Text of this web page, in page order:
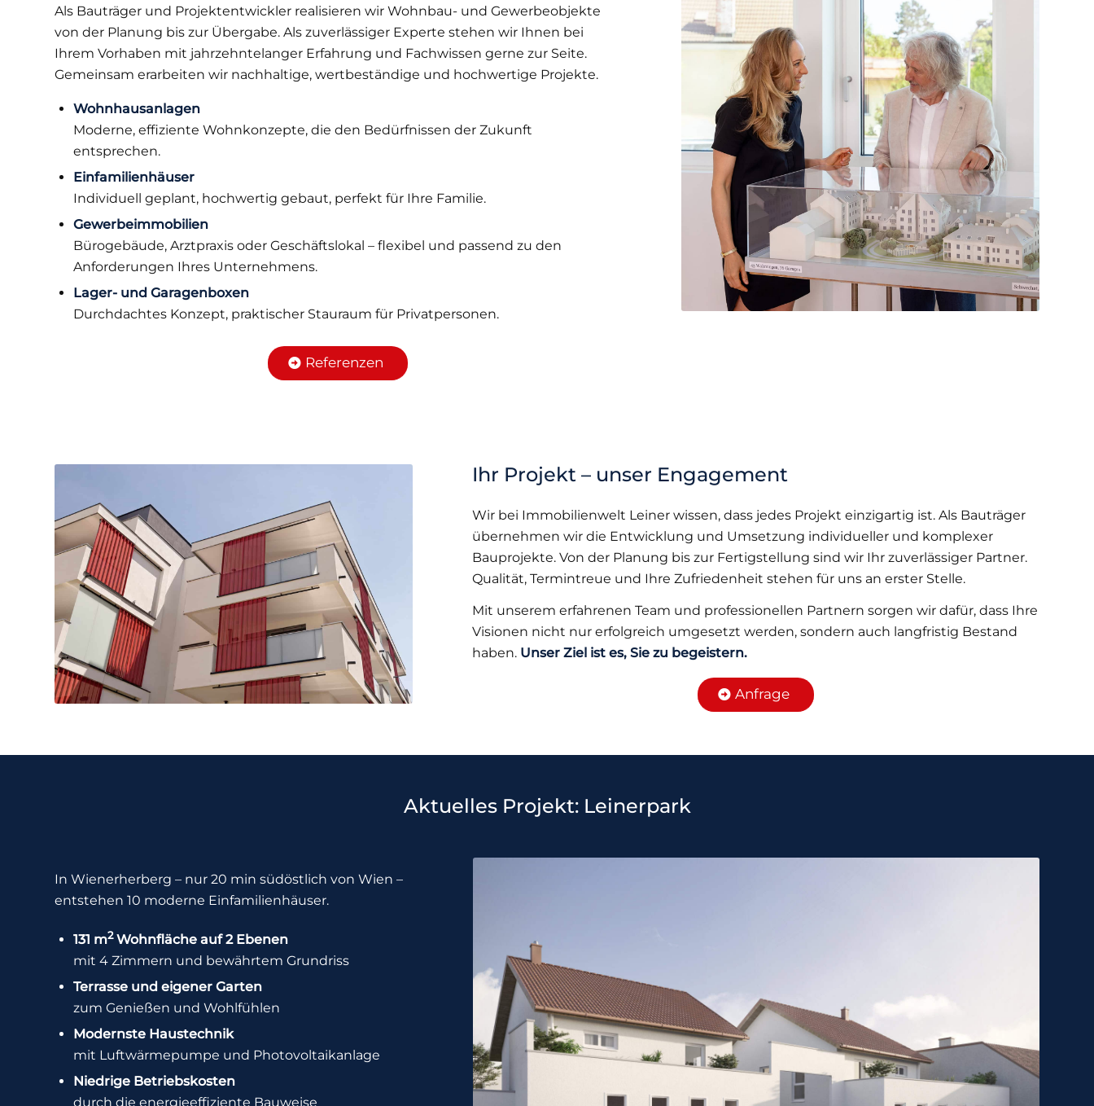
Als Bauträger und Projektentwickler realisieren wir Wohnbau- und Gewerbeobjekte
von der Planung bis zur Übergabe. Als zuverlässiger Experte stehen wir Ihnen bei
Ihrem Vorhaben mit jahrzehntelanger Erfahrung und Fachwissen gerne zur Seite.
Gemeinsam erarbeiten wir nachhaltige, wertbeständige und hochwertige Projekte.
Wohnhausanlagen
Moderne, effiziente Wohnkonzepte, die den Bedürfnissen der Zukunft
entsprechen.
Einfamilienhäuser
Individuell geplant, hochwertig gebaut, perfekt für Ihre Familie.
Gewerbeimmobilien
Bürogebäude, Arztpraxis oder Geschäftslokal – flexibel und passend zu den
Anforderungen Ihres Unternehmens.
Lager- und Garagenboxen
Durchdachtes Konzept, praktischer Stauraum für Privatpersonen.
Referenzen
Ihr Projekt – unser Engagement
Wir bei Immobilienwelt Leiner wissen, dass jedes Projekt einzigartig ist. Als Bauträger
übernehmen wir die Entwicklung und Umsetzung individueller und komplexer
Bauprojekte. Von der Planung bis zur Fertigstellung sind wir Ihr zuverlässiger Partner.
Qualität, Termintreue und Ihre Zufriedenheit stehen für uns an erster Stelle.
Mit unserem erfahrenen Team und professionellen Partnern sorgen wir dafür, dass Ihre
Visionen nicht nur erfolgreich umgesetzt werden, sondern auch langfristig Bestand
haben. Unser Ziel ist es, Sie zu begeistern.
Anfrage
Aktuelles Projekt: Leinerpark
In Wienerherberg – nur 20 min südöstlich von Wien –
entstehen 10 moderne Einfamilienhäuser.
131 m2Wohnfläche auf 2 Ebenen
mit 4 Zimmern und bewährtem Grundriss
Terrasse und eigener Garten
zum Genießen und Wohlfühlen
Modernste Haustechnik
mit Luftwärmepumpe und Photovoltaikanlage
Niedrige Betriebskosten
durch die energieeffiziente Bauweise